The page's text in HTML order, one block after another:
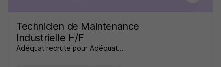
Technicien de Maintenance
Industrielle H/F
Adéquat recrute pour Adéquat...